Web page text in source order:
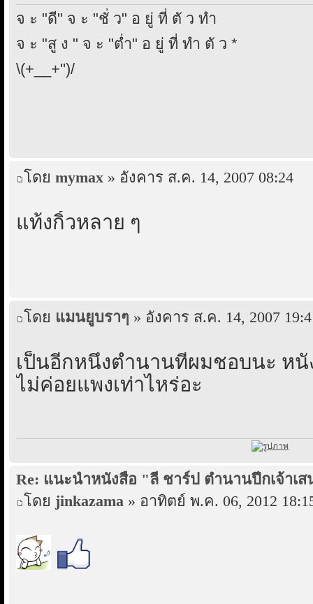
จ ะ "ดี" จ ะ "ชั่ ว" อ ยู่ ที่ ตั ว ทำ
จ ะ "สู ง " จ ะ "ต่ำ" อ ยู่ ที่ ทำ ตั ว *
\(+__+'')/
โดย mymax » อังคาร ส.ค. 14, 2007 08:24
แท้งกิ้วหลาย ๆ
โดย แมนยูบราๆ » อังคาร ส.ค. 14, 2007
เป็นอีกหนึ่งตำนานที่ผมชอบนะ หนั
ไม่ค่อยแพงเท่าไหร่อะ
Re: แนะนำหนังสือ "ลี ชาร์ป ตำนานปีกเจ้าเ
โดย jinkazama » อาทิตย์ พ.ค. 06, 2012